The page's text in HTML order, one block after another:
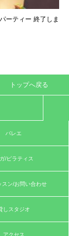
ーティー 終了しま
トップへ戻る
バレエ
/ピラティス
スン/お問い合わせ
しスタジオ
アクセス